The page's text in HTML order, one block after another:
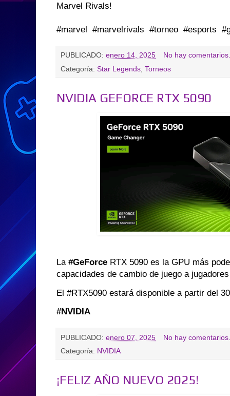
Marvel Rivals!
#marvel #marvelrivals #torneo #esports
PUBLICADO: enero 14, 2025
No hay
Categoría: Star Legends Torneos
NVIDIA GEFORCE RTX 5090
La #GeForce RTX 5090 es la GPU más
capacidades de cambio de juego a
El #RTX5090 estará disponible a partir del
#NVIDIA
PUBLICADO: enero 07, 2025
No hay
Categoría: NVIDIA
¡FELIZ AÑO NUEVO 2025!